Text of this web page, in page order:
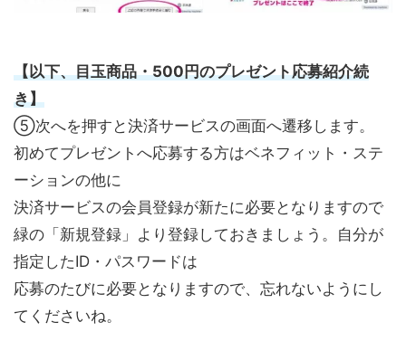
【以下、目玉商品・500円のプレゼント応募紹介続
き】
⑤次へを押すと決済サービスの画面へ遷移します。
初めてプレゼントへ応募する方はベネフィット・ステ
ーションの他に
決済サービスの会員登録が新たに必要となりますので
緑の「新規登録」より登録しておきましょう。自分が
指定したID・パスワードは
応募のたびに必要となりますので、忘れないようにし
てくださいね。